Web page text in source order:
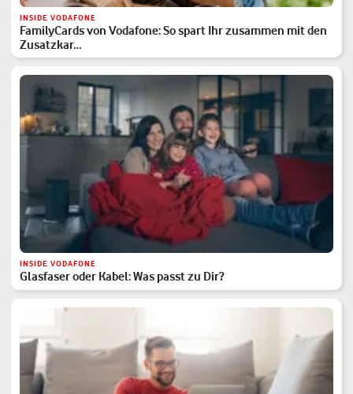
INSIDE VODAFONE
FamilyCards von Vodafone: So spart Ihr zusammen mit den
Zusatzkar…
INSIDE VODAFONE
Glasfaser oder Kabel: Was passt zu Dir?